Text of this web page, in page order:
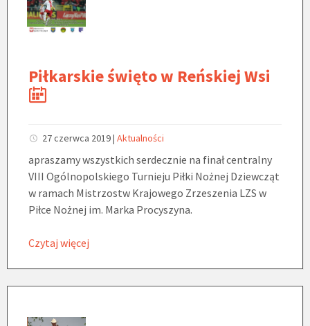
Piłkarskie święto w Reńskiej Wsi
27 czerwca 2019| Aktualności
apraszamy wszystkich serdecznie na finał centralny
VIII Ogólnopolskiego Turnieju Piłki Nożnej Dziewcząt
w ramach Mistrzostw Krajowego Zrzeszenia LZS w
Piłce Nożnej im. Marka Procyszyna.
Czytaj więcej